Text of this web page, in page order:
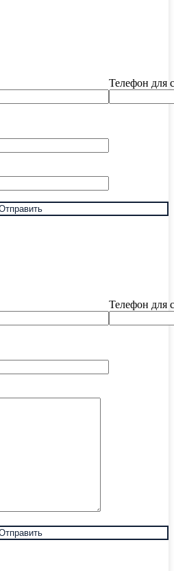
Телефон для
Телефон для